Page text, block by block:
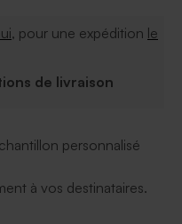
, pour une expédition le
de livraison
personnalisé
à vos destinataires.